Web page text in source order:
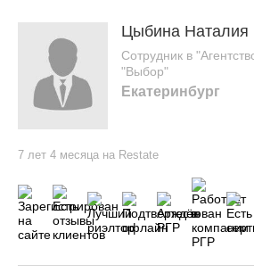
Цыбина Наталия
Сотрудник в
"Выбор"
Екатеринбург
7 лет 4 месяца на Restate